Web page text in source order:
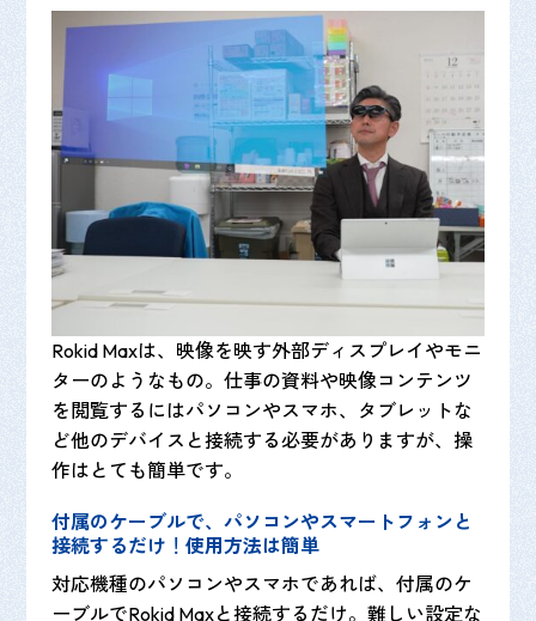
Rokid Maxは、映像を映す外部ディスプレイやモニ
ターのようなもの。仕事の資料や映像コンテンツ
を閲覧するにはパソコンやスマホ、タブレットな
ど他のデバイスと接続する必要がありますが、操
作はとても簡単です。
付属のケーブルで、パソコンやスマートフォンと
接続するだけ ！ 使用方法は簡単
対応機種のパソコンやスマホであれば、付属のケ
ーブルでRokid Maxと接続するだけ。難しい設定な